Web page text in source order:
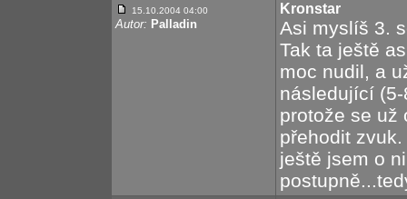
15.10.2004 04:00
Autor: Palladin
Kronstar
Asi myslíš 3.
Tak ta ještě
moc nudil, a
následující
protože se už
přehodit
ještě jsem o